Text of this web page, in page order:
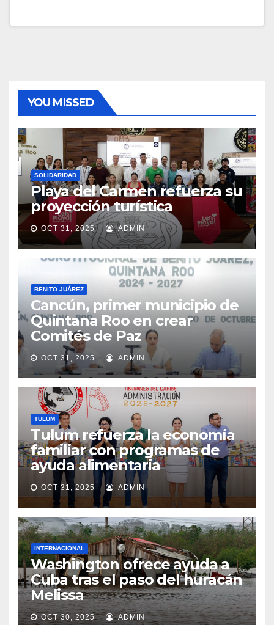
YOU MISSED
SOLIDARIDAD
Playa del Carmen refuerza su
proyección turística
OCT 31, 2025 ADMIN
BENITO JUÁREZ
Cancún, primer municipio de
Quintana Roo en crear
Comités de Paz
OCT 31, 2025 ADMIN
TULUM
Tulum refuerza la economía
familiar con programas de
ayuda alimentaria
OCT 31, 2025 ADMIN
INTERNACIONAL
Washington ofrece ayuda a
Cuba tras el paso del huracán
Melissa
OCT 30, 2025 ADMIN